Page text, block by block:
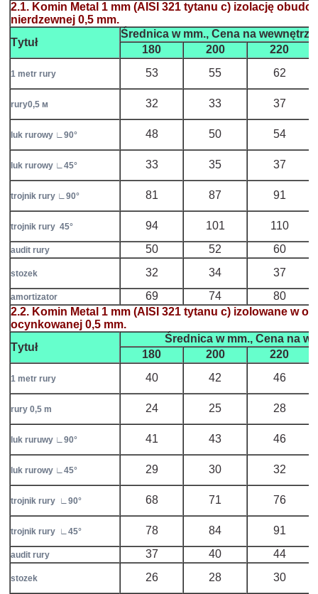
2.1. Komin Metal 1 mm (AISI 321 tytanu c) izolację
nierdzewnej 0,5 mm.
Тytuł
Średnica w mm., Cena na
180
200 220
1 metr rury 53 55 62
rury0,5 м 32 33 37
luk rurowy ∟90° 48 50 54
luk rurowy ∟45° 33 35 37
trojnik rury ∟90° 81 87 91
trojnik rury 45° 94 101 110
audit rury 50 52 60
stozek 32 34 37
amortizator 69 74
80
2.2. Komin Metal 1 mm (AISI 321 tytanu c) izolowane w
ocynkowanej 0,5 mm.
Тytuł
Średnica w mm., Cena na
180
200 220
1 metr rury 40 42 46
rury 0,5 m 24 25 28
luk ruruwy ∟90° 41 43 46
luk rurowy ∟45° 29 30 32
trojnik rury ∟90° 68 71 76
trojnik rury ∟45° 78 84 91
audit rury 37 40 44
stozek 26 28 30